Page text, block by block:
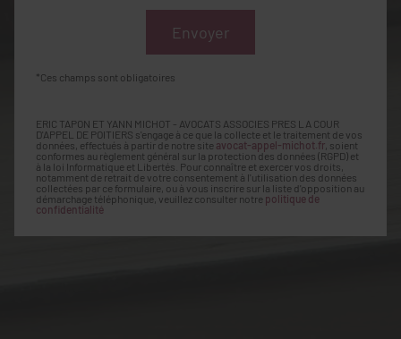
*Ces champs sont obligatoires
ERIC TAPON ET YANN MICHOT - AVOCATS ASSOCIES PRES LA COUR
D'APPEL DE POITIERS s'engage à ce que la collecte et le traitement de vos
données, effectués à partir de notre site avocat-appel-michot.fr , soient
conformes au règlement général sur la protection des données (RGPD) et
à la loi Informatique et Libertés. Pour connaître et exercer vos droits,
notamment de retrait de votre consentement à l'utilisation des données
collectées par ce formulaire, ou à vous inscrire sur la liste d'opposition au
démarchage téléphonique, veuillez consulter notre politique de
confidentialité